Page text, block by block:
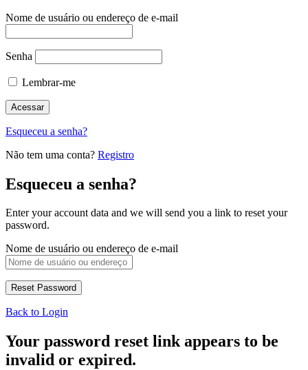
Nome de usuário ou endereço de e-mail
Senha
Lembrar-me
Esqueceu a senha?
Não tem uma conta? Registro
Esqueceu a senha?
Enter your account data and we will send you a link to reset your
password.
Nome de usuário ou endereço de e-mail
Back to Login
Your password reset link appears to be
invalid or expired.